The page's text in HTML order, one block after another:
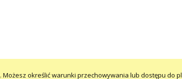
. Możesz określić warunki przechowywania lub dostępu do